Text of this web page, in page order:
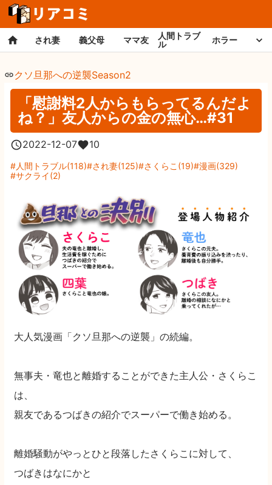
され妻 義父母 ママ友
人間トラブ
ル
ホラー
クソ旦那への逆襲Season2
「慰謝料2人からもらってるんだよ
ね？」友人からの金の無心…#31
2022-12-07 10
人間トラブル(118) され妻(125) さくらこ (19) 漫画(329)
サクライ(2)
大人気漫画「クソ旦那への逆襲」の続編。
無事夫・竜也と離婚することができた主人公・さくらこ
は、
親友であるつばきの紹介でスーパーで働き始める。
離婚騒動がやっとひと段落したさくらこに対して、
つばきはなにかと